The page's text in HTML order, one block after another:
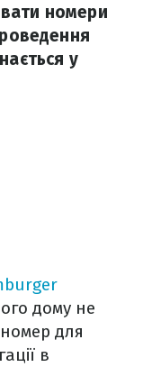
номери
у
дому не
для
в